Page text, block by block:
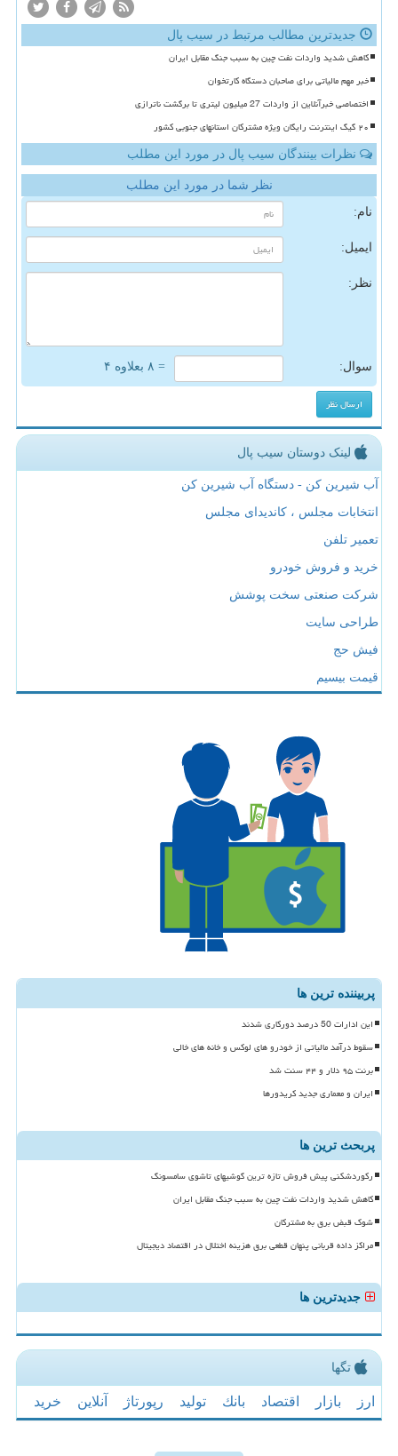
جدیدترین مطالب مرتبط در سیب پال
کاهش شدید واردات نفت چین به سبب جنگ مقابل ایران
خبر مهم مالیاتی برای صاحبان دستگاه کارتخوان
اختصاصی خبرآنلاین از واردات 27 میلیون لیتری تا برگشت ناترازی
۲۰ گیگ اینترنت رایگان ویژه مشترکان استانهای جنوبی کشور
نظرات بینندگان سیب پال در مورد این مطلب
نظر شما در مورد این مطلب
نام:
ایمیل:
نظر:
سوال: = ۸ بعلاوه ۴
لینک دوستان سیب پال
آب شیرین کن - دستگاه آب شیرین کن
انتخابات مجلس ، کاندیدای مجلس
تعمیر تلفن
خرید و فروش خودرو
شرکت صنعتی سخت پوشش
طراحی سایت
فیش حج
قیمت بیسیم
پربیننده ترین ها
این ادارات 50 درصد دورکاری شدند
سقوط درآمد مالیاتی از خودرو های لوکس و خانه های خالی
برنت ۹۵ دلار و ۴۴ سنت شد
ایران و معماری جدید کریدورها
پربحث ترین ها
رکوردشکنی پیش فروش تازه ترین گوشیهای تاشوی سامسونگ
کاهش شدید واردات نفت چین به سبب جنگ مقابل ایران
شوک قبض برق به مشترکان
مراکز داده قربانی پنهان قطعی برق هزینه اختلال در اقتصاد دیجیتال
جدیدترین ها
تگها
ارز بازار اقتصاد بانك تولید رپورتاژ آنلاین خرید